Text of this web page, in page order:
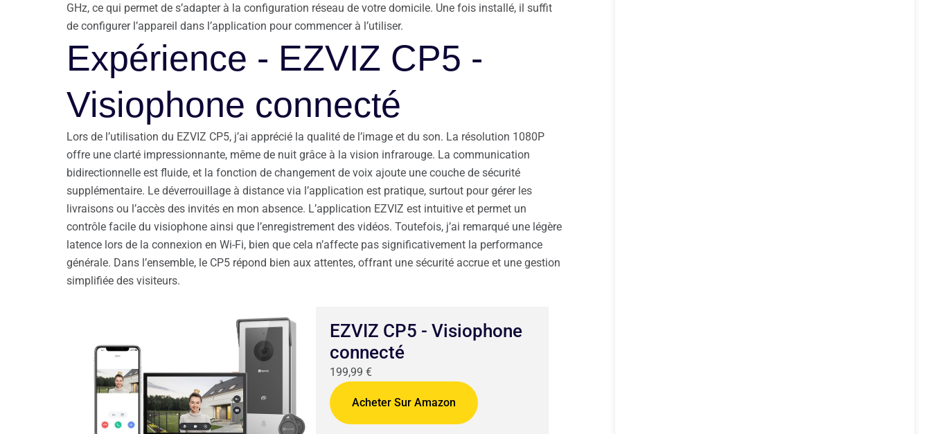
GHz, ce qui permet de s’adapter à la configuration réseau de votre domicile. Une fois installé, il suffit
de configurer l’appareil dans l’application pour commencer à l’utiliser.
Expérience - EZVIZ CP5 -
Visiophone connecté
Lors de l’utilisation du EZVIZ CP5, j’ai apprécié la qualité de l’image et du son. La résolution 1080P
offre une clarté impressionnante, même de nuit grâce à la vision infrarouge. La communication
bidirectionnelle est fluide, et la fonction de changement de voix ajoute une couche de sécurité
supplémentaire. Le déverrouillage à distance via l’application est pratique, surtout pour gérer les
livraisons ou l’accès des invités en mon absence. L’application EZVIZ est intuitive et permet un
contrôle facile du visiophone ainsi que l’enregistrement des vidéos. Toutefois, j’ai remarqué une légère
latence lors de la connexion en Wi-Fi, bien que cela n’affecte pas significativement la performance
générale. Dans l’ensemble, le CP5 répond bien aux attentes, offrant une sécurité accrue et une gestion
simplifiée des visiteurs.
EZVIZ CP5 - Visiophone
connecté
199,99 €
Acheter Sur Amazon